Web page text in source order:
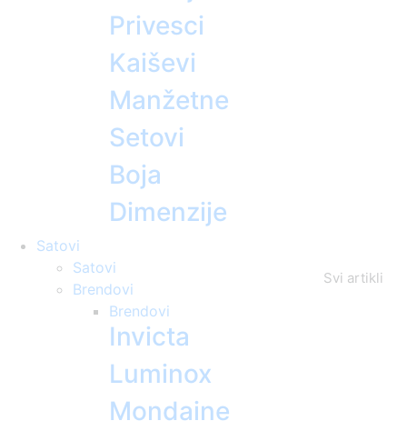
Privesci
Kaiševi
Manžetne
Setovi
Boja
Dimenzije
Satovi
Svi artikli
Satovi
Brendovi
Brendovi
Invicta
Luminox
Mondaine